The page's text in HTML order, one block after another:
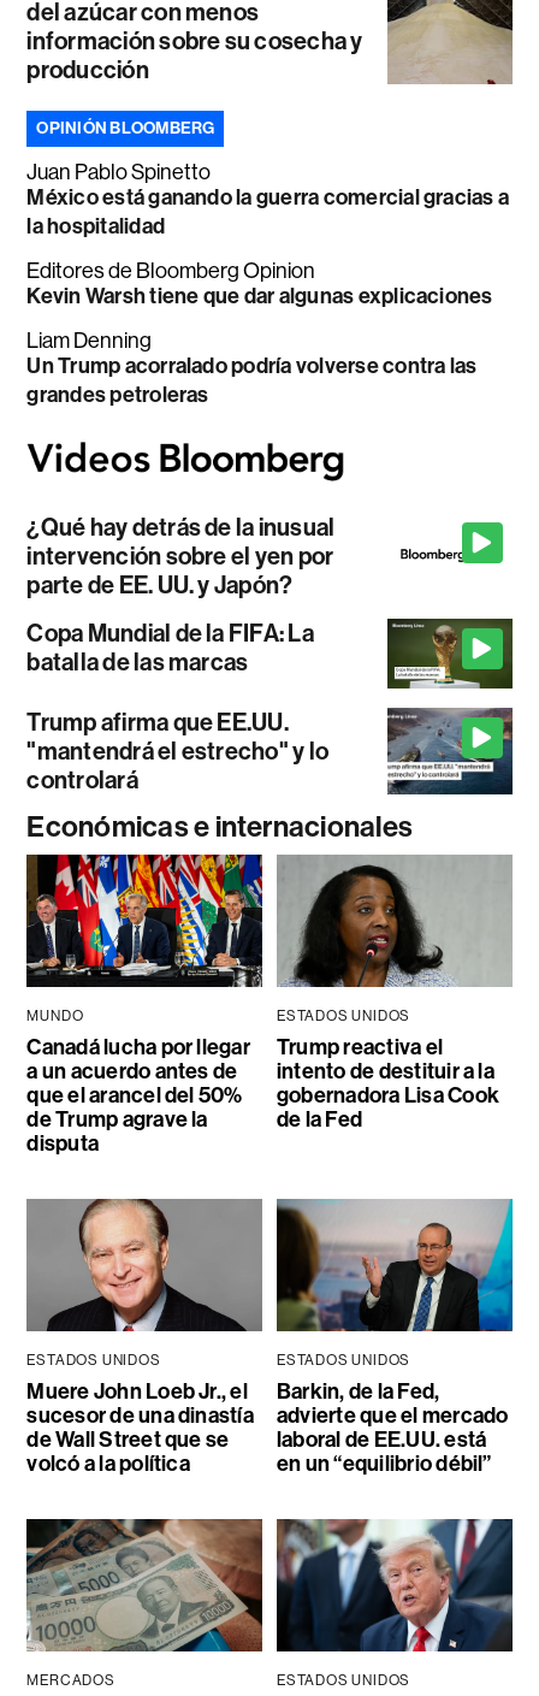
del azúcar con menos
información sobre su cosecha y
producción
OPINIÓN BLOOMBERG
Juan Pablo Spinetto
México está ganando la guerra comercial gracias a
la hospitalidad
Editores de Bloomberg Opinion
Kevin Warsh tiene que dar algunas explicaciones
Liam Denning
Un Trump acorralado podría volverse contra las
grandes petroleras
¿Qué hay detrás de la inusual
intervención sobre el yen por
parte de EE. UU. y Japón?
Copa Mundial de la FIFA: La
batalla de las marcas
Trump afirma que EE.UU.
"mantendrá el estrecho" y lo
controlará
Económicas e internacionales
MUNDO
Canadá lucha por llegar
a un acuerdo antes de
que el arancel del 50%
de Trump agrave la
disputa
ESTADOS UNIDOS
Trump reactiva el
intento de destituir a la
gobernadora Lisa Cook
de la Fed
ESTADOS UNIDOS
Muere John Loeb Jr., el
sucesor de una dinastía
de Wall Street que se
volcó a la política
ESTADOS UNIDOS
Barkin, de la Fed,
advierte que el mercado
laboral de EE.UU. está
en un “equilibrio débil”
MERCADOS ESTADOS UNIDOS